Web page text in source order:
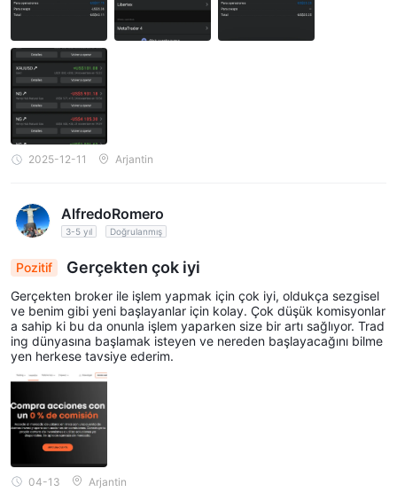
2025-12-11 Arjantin
AlfredoRomero
3-5 yıl Doğrulanmış
Pozitif Gerçekten çok iyi
Gerçekten broker ile işlem yapmak için çok iyi, oldukça sezgisel
ve benim gibi yeni başlayanlar için kolay. Çok düşük komisyonlar
a sahip ki bu da onunla işlem yaparken size bir artı sağlıyor. Trad
ing dünyasına başlamak isteyen ve nereden başlayacağını bilme
yen herkese tavsiye ederim.
04-13 Arjantin